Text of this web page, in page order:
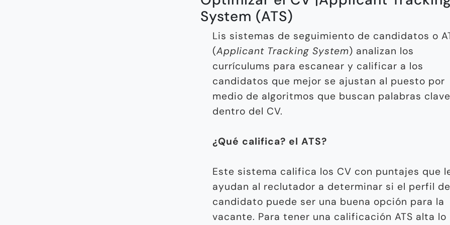
System (ATS)
Lis sistemas de seguimiento de candidatos o
(Applicant Tracking System) analizan los
currículums para escanear y calificar a los
candidatos que mejor se ajustan al puesto por
medio de algoritmos que buscan palabras clave
dentro del CV.
¿Qué califica? el ATS?
Este sistema califica los CV con puntajes que
ayudan al reclutador a determinar si el perfil
candidato puede ser una buena opción para la
vacante. Para tener una calificación ATS alta lo